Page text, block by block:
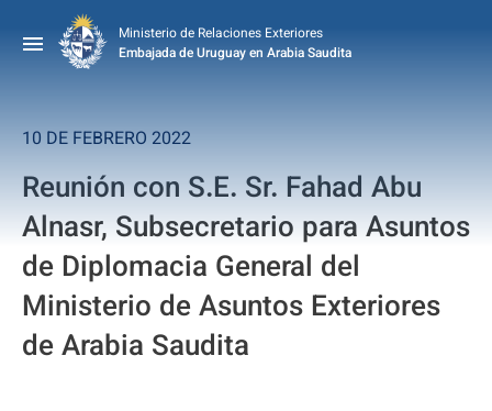
Ministerio de Relaciones Exteriores
Embajada de Uruguay en Arabia Saudita
10 DE FEBRERO 2022
Reunión con S.E. Sr. Fahad Abu
Alnasr, Subsecretario para Asuntos
de Diplomacia General del
Ministerio de Asuntos Exteriores
de Arabia Saudita